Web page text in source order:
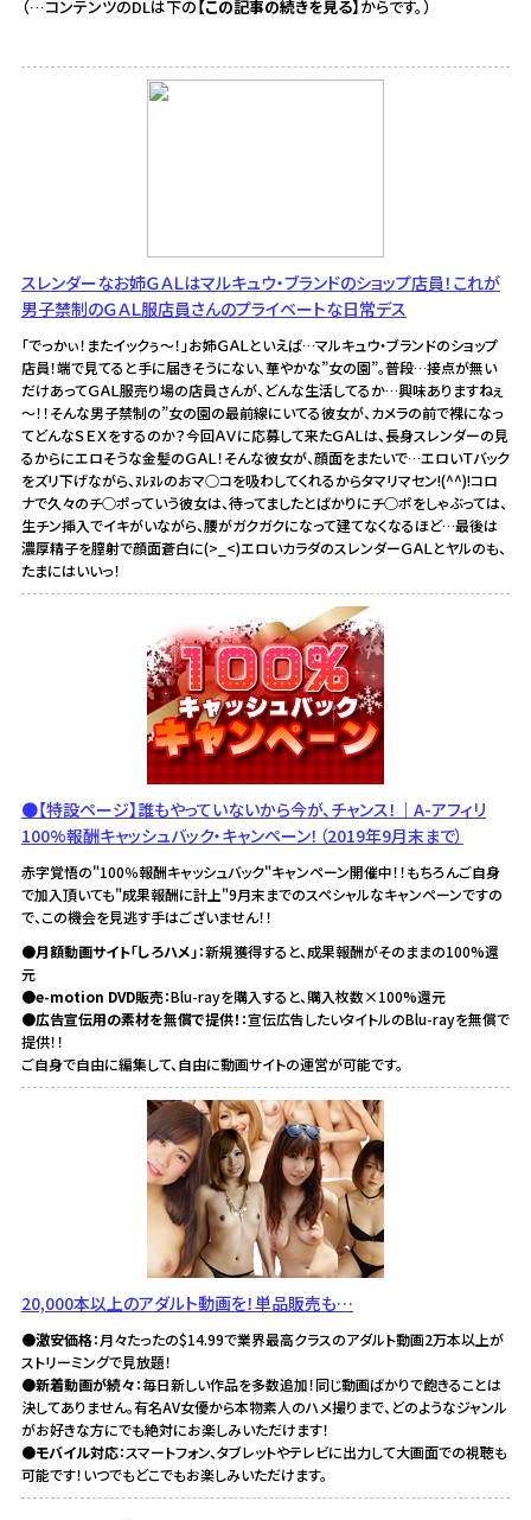
（…コンテンツのDLは下の 【この記事の続きを見る】 からです。）
スレンダーなお姉ＧＡＬはマルキュウ・ブランドのショップ店員！これが
男子禁制のＧＡＬ服店員さんのプライベートな日常デス
「でっかぃ！またイックぅ～！」お姉ＧＡＬといえば…マルキュウ・ブランドのショップ
店員！端で見てると手に届きそうにない、華やかな”女の園”。普段…接点が無い
だけあってＧＡＬ服売り場の店員さんが、どんな生活してるか…興味ありますねぇ
～！！そんな男子禁制の”女の園の最前線にいてる彼女が、カメラの前で裸になっ
てどんなＳＥＸをするのか？今回ＡＶに応募して来たＧＡＬは、長身スレンダーの見
るからにエロそうな金髪のＧＡＬ！そんな彼女が、顔面をまたいで…エロいＴバック
をズリ下げながら、ﾇﾚﾇﾚのおマ○コを吸わしてくれるからタマリマセン!(^^)!コロ
ナで久々のチ○ポっていう彼女は、待ってましたとばかりにチ○ポをしゃぶっては、
生チン挿入でイキがいながら、腰がガクガクになって建てなくなるほど…最後は
濃厚精子を膣射で顔面蒼白に(>_<)エロいカラダのスレンダーＧＡＬとヤルのも、
たまにはいいっ！
●【特設ページ】誰もやっていないから今が、チャンス！｜A-アフィリ
100%報酬キャッシュバック・キャンペーン！（2019年9月末まで）
赤字覚悟の"100％報酬キャッシュバック"キャンペーン開催中！！もちろんご自身
で加入頂いても"成果報酬に計上"9月末までのスペシャルなキャンペーンですの
で、この機会を見逃す手はございません！！
●月額動画サイト「しろハメ」：新規獲得すると、成果報酬がそのままの100%還
元
●e-motion DVD販売：Blu-rayを購入すると、購入枚数×100%還元
●広告宣伝用の素材を無償で提供！ ：宣伝広告したいタイトルのBlu-rayを無償で
提供！！
ご自身で自由に編集して、自由に動画サイトの運営が可能です。
20,000本以上のアダルト動画を！単品販売も…
●激安価格：月々たったの$14.99で業界最高クラスのアダルト動画2万本以上が
ストリーミングで見放題！
●新着動画が続々：毎日新しい作品を多数追加！同じ動画ばかりで飽きることは
決してありません。有名AV女優から本物素人のハメ撮りまで、どのようなジャンル
がお好きな方にでも絶対にお楽しみいただけます！
●モバイル対応：スマートフォン、タブレットやテレビに出力して大画面での視聴も
可能です！いつでもどこでもお楽しみいただけます。